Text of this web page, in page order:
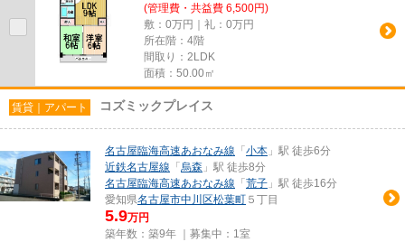
(管理費・共益費 6,500円)
敷：0万円｜礼：0万円
所在階：4階
間取り：2LDK
面積：50.00㎡
賃貸｜アパート コズミックプレイス
名古屋臨海高速あおなみ線 「 小本 」駅 徒歩6分
近鉄名古屋線 「 烏森 」駅 徒歩8分
名古屋臨海高速あおなみ線 「 荒子 」駅 徒歩16分
愛知県名古屋市中川区松葉町 ５丁目
5.9万円
築年数：築9年 ｜募集中： 1室